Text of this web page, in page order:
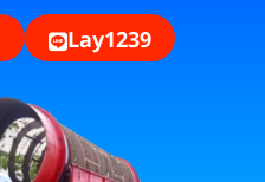
Lay1239